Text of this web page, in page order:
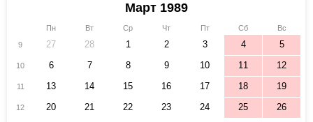
Март 1989
Пн Вт Ср Чт Пт Сб
Вс
9
27 28 1 2 3 4 5
10 6 7 8 9 10 11 12
11 13 14 15 16 17 18 19
12 20 21 22 23 24 25 26